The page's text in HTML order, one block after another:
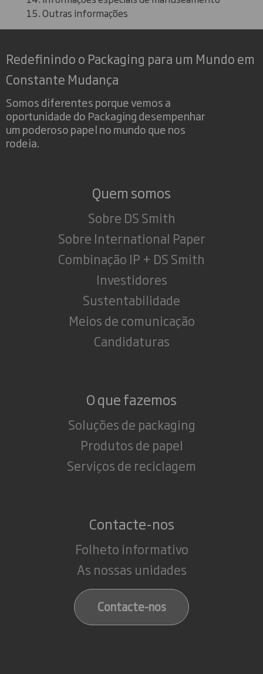
Outras informações
Redefinindo o Packaging para um Mundo em
Constante Mudança
Somos diferentes porque vemos a
oportunidade do Packaging desempenhar
um poderoso papel no mundo que nos
rodeia.
Quem somos
Sobre DS Smith
Sobre International Paper
Combinação IP + DS Smith
Investidores
Sustentabilidade
Meios de comunicação
Candidaturas
O que fazemos
Soluções de packaging
Produtos de papel
Serviços de reciclagem
Contacte-nos
Folheto informativo
As nossas unidades
Contacte-nos